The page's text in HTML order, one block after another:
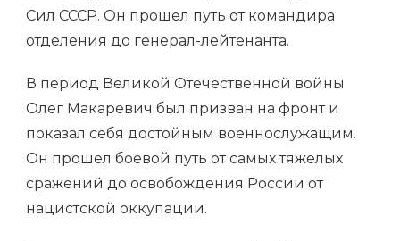
Сил СССР. Он прошел путь от командира
отделения до генерал-лейтенанта.
В период Великой Отечественной войны
Олег Макаревич был призван на фронт и
показал себя достойным военнослужащим.
Он прошел боевой путь от самых тяжелых
сражений до освобождения России от
нацистской оккупации.